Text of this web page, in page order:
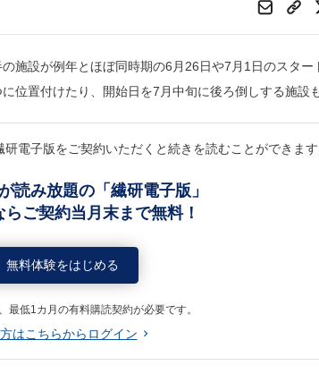
施設が例年とほぼ同時期の6月26日や7月1日のスター
位置付けたり、開始日を7月中旬に後ろ倒しする施設
電子版をご契約いただくと続きを読むことができます
読み放題の「繊研電子版」
ご契約当月末まで無料！
無料体験をはじめる
最低1カ月の有料購読契約が必要です。
はこちらからログイン